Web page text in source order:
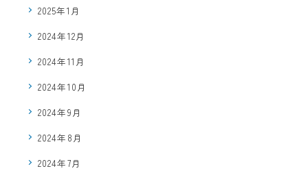
2025年1月
2024年12月
2024年11月
2024年10月
2024年9月
2024年8月
2024年7月